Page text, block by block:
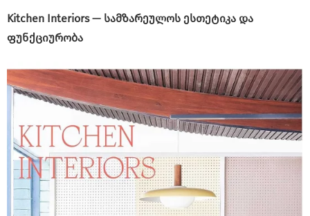
Kitchen Interiors — სამზარეულოს ესთეტიკა და
ფუნქციურობა